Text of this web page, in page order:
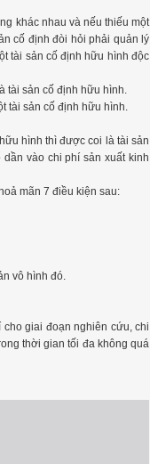
khác nhau và nếu thiếu một
cố định đòi hỏi phải quản lý
tài sản cố định hữu hình độc
tài sản cố định hữu hình.
tài sản cố định hữu hình.
hình thì được coi là tài sản
vào chi phí sản xuất kinh
mãn 7 điều kiện sau:
vô hình đó.
giai đoạn nghiên cứu, chi
thời gian tối đa không quá